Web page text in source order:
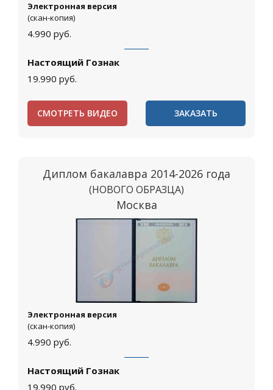
Электронная версия
(скан-копия)
4.990 руб.
Настоящий Гознак
19.990 руб.
СМОТРЕТЬ ВИДЕО ЗАКАЗАТЬ
Диплом бакалавра 2014-2026 года
(НОВОГО ОБРАЗЦА)
Москва
Электронная версия
(скан-копия)
4.990 руб.
Настоящий Гознак
19.990 руб.